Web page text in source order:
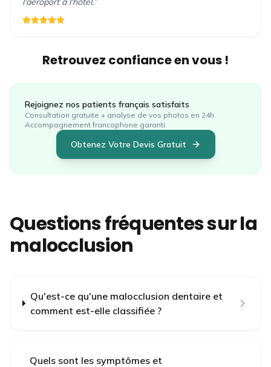
Retrouvez confiance en vous !
Rejoignez nos patients français satisfaits
Consultation gratuite + analyse de vos photos en 24h.
Accompagnement francophone garanti.
Obtenez Votre Devis Gratuit
Questions fréquentes sur la
malocclusion
Qu'est-ce qu'une malocclusion dentaire et
comment est-elle classifiée ?
Quels sont les symptômes et